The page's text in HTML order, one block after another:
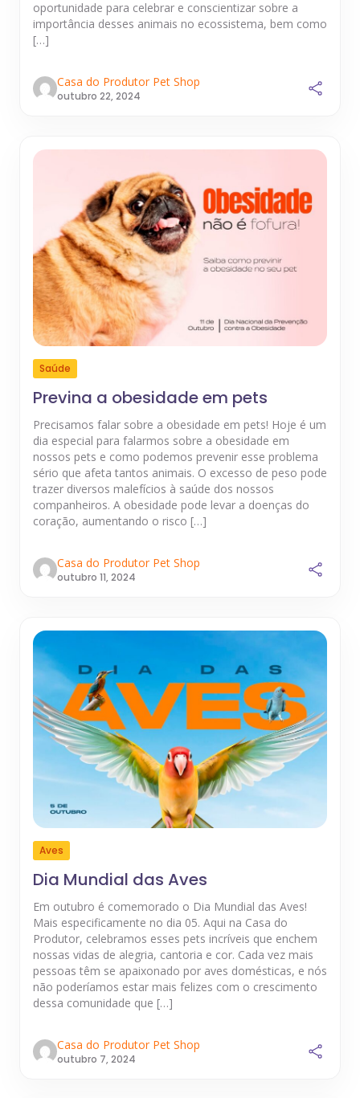
oportunidade para celebrar e conscientizar sobre a
importância desses animais no ecossistema, bem como
[…]
Casa do Produtor Pet Shop
outubro 22, 2024
Saúde
Previna a obesidade em pets
Precisamos falar sobre a obesidade em pets! Hoje é um
dia especial para falarmos sobre a obesidade em
nossos pets e como podemos prevenir esse problema
sério que afeta tantos animais. O excesso de peso pode
trazer diversos malefícios à saúde dos nossos
companheiros. A obesidade pode levar a doenças do
coração, aumentando o risco […]
Casa do Produtor Pet Shop
outubro 11, 2024
Aves
Dia Mundial das Aves
Em outubro é comemorado o Dia Mundial das Aves!
Mais especificamente no dia 05. Aqui na Casa do
Produtor, celebramos esses pets incríveis que enchem
nossas vidas de alegria, cantoria e cor. Cada vez mais
pessoas têm se apaixonado por aves domésticas, e nós
não poderíamos estar mais felizes com o crescimento
dessa comunidade que […]
Casa do Produtor Pet Shop
outubro 7, 2024